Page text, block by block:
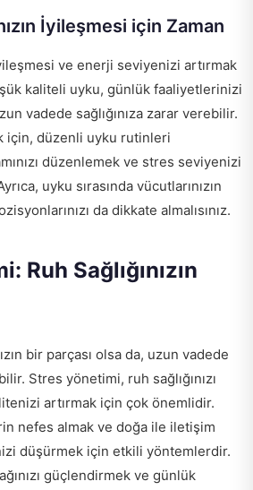
İyileşmesi için Zaman
ve enerji seviyenizi artırmak
kaliteli uyku, günlük faaliyetlerinizi
vadede sağlığınıza zarar verebilir.
için, düzenli uyku rutinleri
düzenlemek ve stres seviyenizi
uyku sırasında vücutlarınızın
da dikkate almalısınız.
Ruh Sağlığınızın
bir parçası olsa da, uzun vadede
Stres yönetimi, ruh sağlığınızı
artırmak için çok önemlidir.
nefes almak ve doğa ile iletişim
düşürmek için etkili yöntemlerdir.
güçlendirmek ve günlük